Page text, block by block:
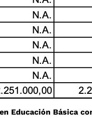
Educación Básica